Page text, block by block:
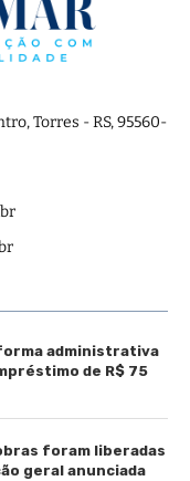
Torres - RS, 95560-
administrativa
de R$ 75
foram liberadas
geral anunciada